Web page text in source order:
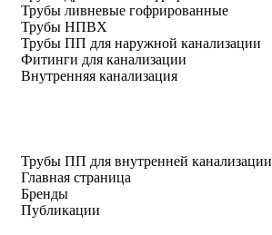
Трубы ливневые гофрированные
Трубы НПВХ
Трубы ПП для наружной канализации
Фитинги для канализации
Внутренняя канализация
Трубы ПП для внутренней канализации
Главная страница
Бренды
Публикации